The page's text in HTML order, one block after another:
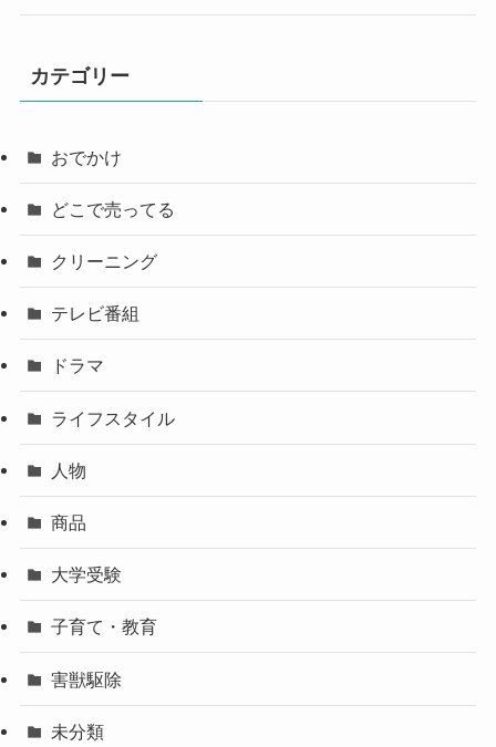
カテゴリー
おでかけ
どこで売ってる
クリーニング
テレビ番組
ドラマ
ライフスタイル
人物
商品
大学受験
子育て・教育
害獣駆除
未分類